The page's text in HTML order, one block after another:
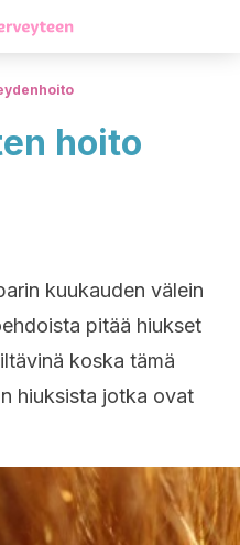
hoito
kuukauden välein
pitää hiukset
koska tämä
hiuksista jotka ovat